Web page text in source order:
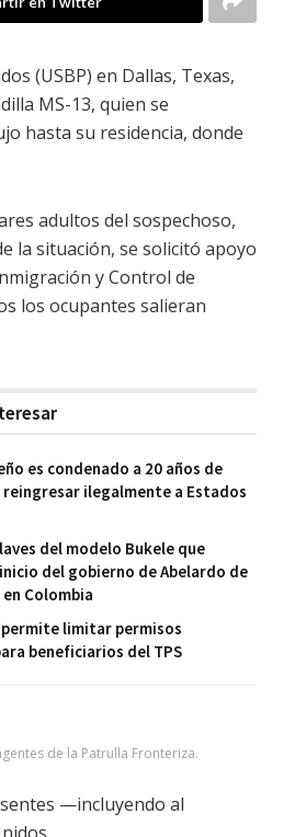
(USBP) en Dallas, Texas,
MS-13, quien se
hasta su residencia, donde
adultos del sospechoso,
la situación, se solicitó apoyo
y Control de
los ocupantes salieran
es condenado a 20 años de
ilegalmente a Estados
del modelo Bukele que
del gobierno de Abelardo de
Colombia
permite limitar permisos
beneficiarios del TPS
de la Patrulla Fronteriza.
—incluyendo al